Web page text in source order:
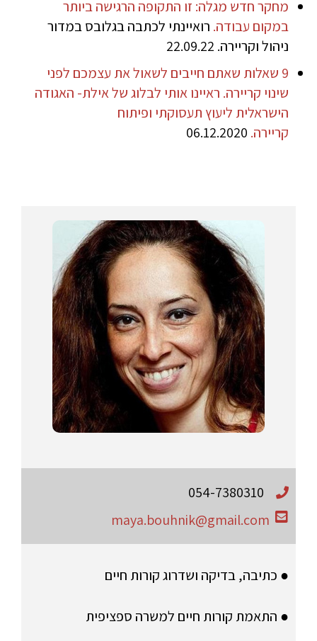
מחקר חדש מגלה: זו התקופה הרגישה ביותר
במקום עבודה. רואיינתי לכתבה בגלובס במדור
ניהול וקריירה. 22.09.22
9 שאלות שאתם חייבים לשאול את עצמכם לפני
שינוי קריירה. ראיינו אותי לבלוג של אילת- האגודה
הישראלית ליעוץ תעסוקתי ופיתוח
קריירה.
054-7380310
maya.bouhnik@gmail.com
● כתיבה, בדיקה ושדרוג קורות חיים
● התאמת קורות חיים למשרה ספציפית